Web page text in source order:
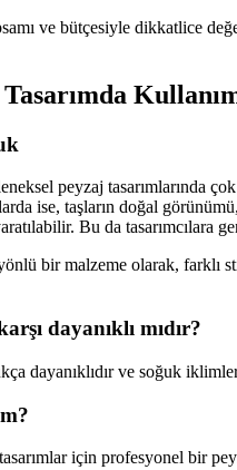
ve bütçesiyle dikkatlice
peyzaj tasarımlarında
ise, taşların doğal
Bu da tasarımcılara
bir malzeme olarak,
dayanıklı mıdır?
dayanıklıdır ve soğuk
için profesyonel bir